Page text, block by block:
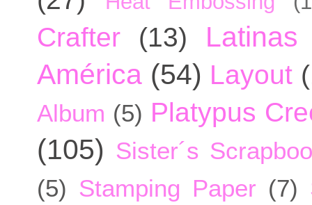
Crafter (13)
América (54) Layout
Album (5) Platypus
(105) Sister´s
(5) Stamping Paper (7)